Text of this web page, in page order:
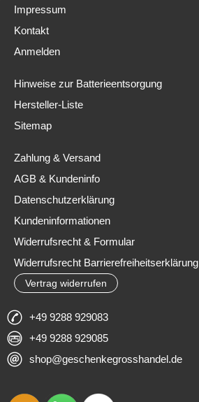
Impressum
Kontakt
Anmelden
Hinweise zur Batterieentsorgung
Hersteller-Liste
Sitemap
Zahlung & Versand
AGB & Kundeninfo
Datenschutzerklärung
Kundeninformationen
Widerrufsrecht & Formular
Widerrufsrecht Barrierefreiheitserklärung
Vertrag widerrufen
+49 9288 929083
+49 9288 929085
shop@geschenkegrosshandel.de